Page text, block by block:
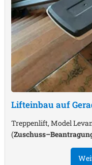
Lifteinbau auf
Treppenlift, Model
(